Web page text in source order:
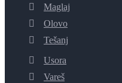
Maglaj
Olovo
Tešanj
Usora
Vareš